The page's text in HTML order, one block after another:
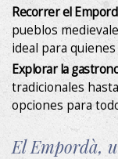
Recorrer el
pueblos
ideal para
Explorar la
tradicionales
opciones para
El Empordà,